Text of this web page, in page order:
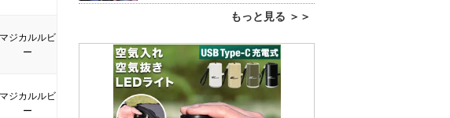
マジカルルビ
ー
マジカルルビ
ー
もっと見る ＞＞